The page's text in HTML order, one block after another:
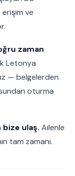
ve
zaman
Letonya
— belgelerden
oturma
bize ulaş. Ailenle
tam zamanı.